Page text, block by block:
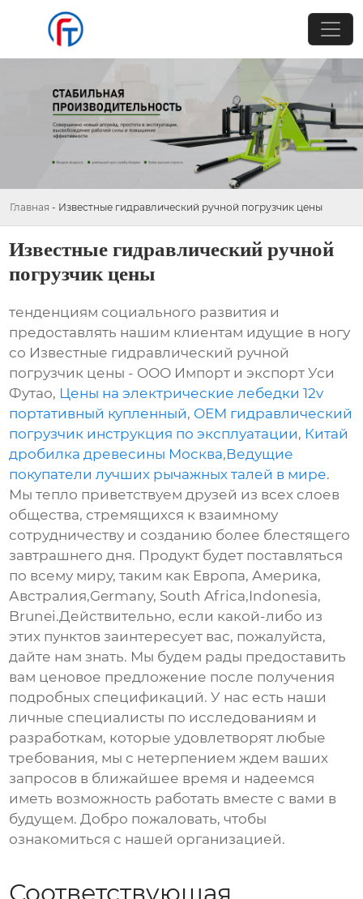
Главная - Известные гидравлический ручной погрузчик цены
Известные гидравлический ручной
погрузчик цены
тенденциям социального развития и
предоставлять нашим клиентам идущие в ногу
со Известные гидравлический ручной
погрузчик цены - ООО Импорт и экспорт Уси
Футао, Цены на электрические лебедки 12v
портативный купленный, OEM гидравлический
погрузчик инструкция по эксплуатации, Китай
дробилка древесины Москва,Ведущие
покупатели лучших рычажных талей в мире.
Мы тепло приветствуем друзей из всех слоев
общества, стремящихся к взаимному
сотрудничеству и созданию более блестящего
завтрашнего дня. Продукт будет поставляться
по всему миру, таким как Европа, Америка,
Австралия,Germany, South Africa,Indonesia,
Brunei.Действительно, если какой-либо из
этих пунктов заинтересует вас, пожалуйста,
дайте нам знать. Мы будем рады предоставить
вам ценовое предложение после получения
подробных спецификаций. У нас есть наши
личные специалисты по исследованиям и
разработкам, которые удовлетворят любые
требования, мы с нетерпением ждем ваших
запросов в ближайшее время и надеемся
иметь возможность работать вместе с вами в
будущем. Добро пожаловать, чтобы
ознакомиться с нашей организацией.
Соответствующая